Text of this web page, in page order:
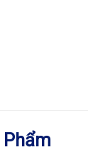
Phẩm